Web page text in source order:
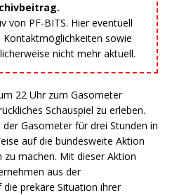
von PF-BITS. Hier eventuell
sowie
nicht mehr aktuell.
22 Uhr zum Gasometer
Schauspiel zu erleben.
Gasometer für drei Stunden in
auf die bundesweite Aktion
machen. Mit dieser Aktion
aus der
prekäre Situation ihrer